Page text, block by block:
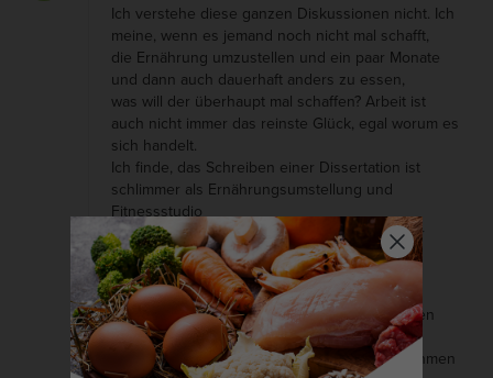
s
u
n
d
e
s
E
s
e
n
Ich verstehe diese ganzen Diskussionen nicht. Ich
meine, wenn es jemand noch nicht mal schafft,
die Ernährung umzustellen und ein paar Monate
und dann auch dauerhaft anders zu essen,
was will der überhaupt mal schaffen? Arbeit ist
auch nicht immer das reinste Glück, egal worum es
sich handelt.
Ich finde, das Schreiben einer Dissertation ist
schlimmer als Ernährungsumstellung und
Fitnessstudio
zusammen. Die Memerkung mit den Eiern war
schon richtig.
Unser Gehirn verführt zwar (besonders der
unbewusste Teil), aber war haben ja auch einen
bewussten
Teil, der doch ab und an die Führung übernehmen